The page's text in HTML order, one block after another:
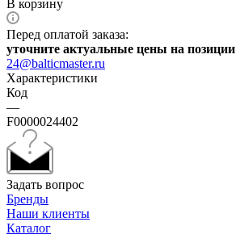
В корзину
Перед оплатой заказа:
уточните актуальные цены на позиции
24@balticmaster.ru
Характеристики
Код
—
F0000024402
Задать вопрос
Бренды
Наши клиенты
Каталог